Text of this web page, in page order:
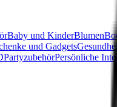
Baby und KinderBlumen
und Gadgets
PartyzubehörPersönliche